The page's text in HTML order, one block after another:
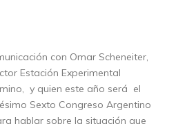
con Omar Scheneiter,
Estación Experimental
y quien este año será el
Sexto Congreso Argentino
hablar sobre la situación que